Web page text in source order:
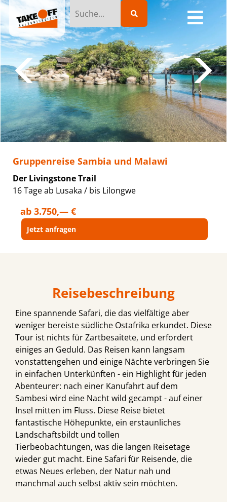
Gruppenreise Sambia und Malawi
Der Livingstone Trail
16 Tage ab Lusaka / bis Lilongwe
ab 3.750,— €
Jetzt anfragen
Reisebeschreibung
Eine spannende Safari, die das vielfältige aber
weniger bereiste südliche Ostafrika erkundet. Diese
Tour ist nichts für Zartbesaitete, und erfordert
einiges an Geduld. Das Reisen kann langsam
vonstattengehen und einige Nächte verbringen Sie
in einfachen Unterkünften - ein Highlight für jeden
Abenteurer: nach einer Kanufahrt auf dem
Sambesi wird eine Nacht wild gecampt - auf einer
Insel mitten im Fluss. Diese Reise bietet
fantastische Höhepunkte, ein erstaunliches
Landschaftsbildt und tollen
Tierbeobachtungen, was die langen Reisetage
wieder gut macht. Eine Safari für Reisende, die
etwas Neues erleben, der Natur nah und
manchmal auch selbst aktiv sein möchten.